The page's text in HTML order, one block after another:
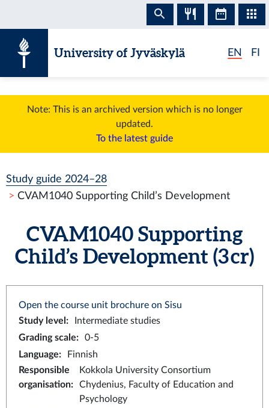
University of Jyväskylä EN FI
Note: This is an archived version which is no longer
updated.
To the latest guide
Study guide 2024–28
CVAM1040 Supporting Child’s Development
CVAM1040 Supporting
Child’s Development (3 cr)
Open the course unit brochure on Sisu
Study level :
Intermediate studies
Grading scale:
0-5
Language:
Finnish
Responsible
organisation:
Kokkola University Consortium
Chydenius, Faculty of Education and
Psychology